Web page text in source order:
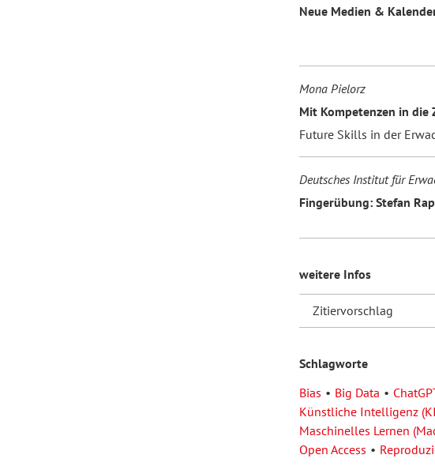
Neue Medien &
Mona Pielorz
Mit Kompetenzen in die
Future Skills in der
Deutsches Institut für
Fingerübung: Stefan
weitere Infos
Zitiervorschlag
Schlagworte
Bias
Big Data
Künstliche Intelligenz
Maschinelles Lernen
Open Access